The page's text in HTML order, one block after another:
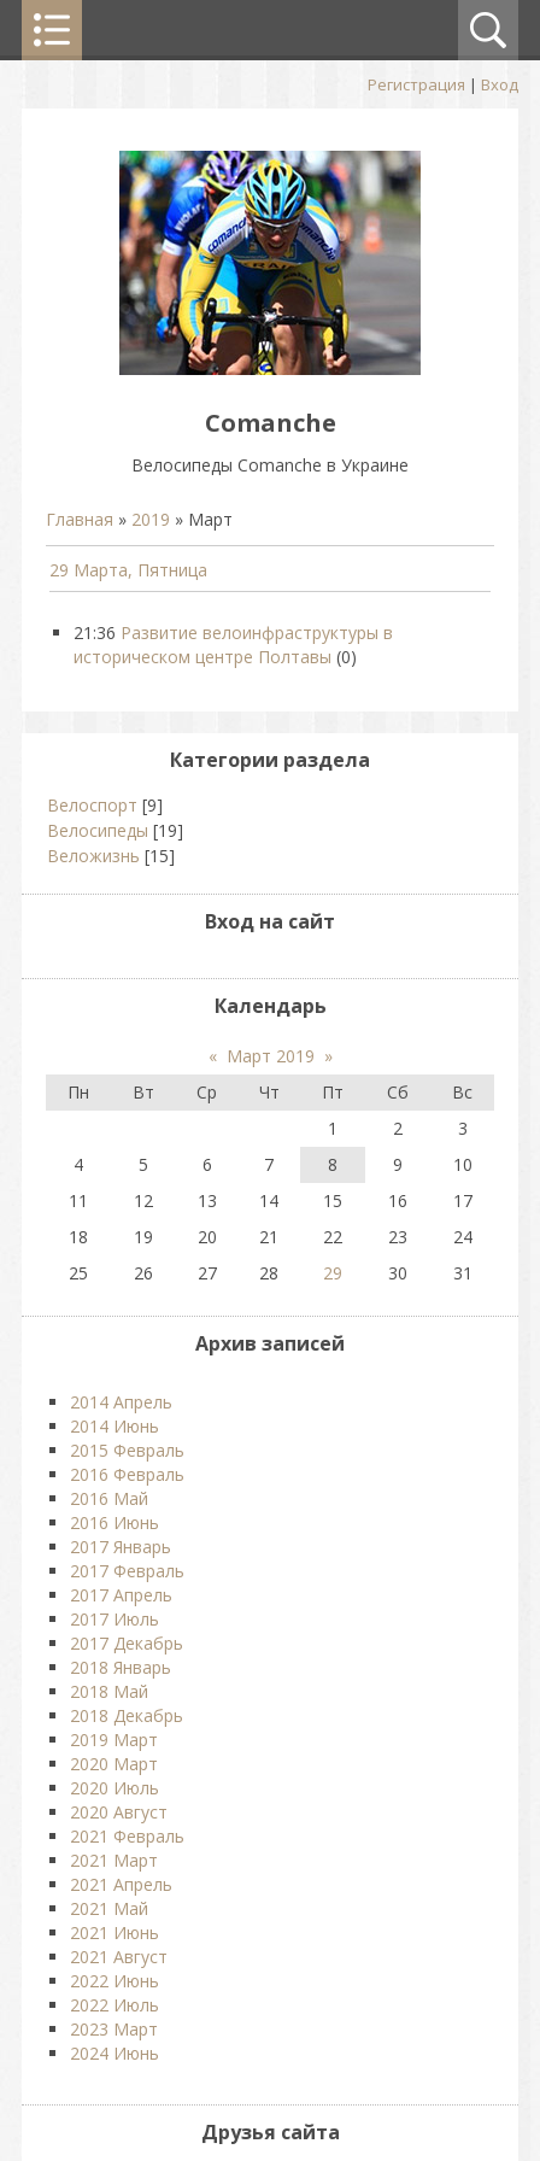
Регистрация | Вход
Comanche
Велосипеды Comanche в Украине
Главная » 2019 » Март
29 Марта, Пятница
21:36 Развитие велоинфраструктуры в
историческом центре Полтавы (0)
Категории раздела
Велоспорт [9]
Велосипеды [19]
Веложизнь [15]
Вход на сайт
Календарь
« Март 2019 »
Пн
Вт Ср Чт Пт Сб
Вс
1
2
3
4
5 6 7 8 9
10
11
12 13 14 15 16
17
18
19 20 21 22 23
24
25
26 27 28 29 30 31
Архив записей
2014 Апрель
2014 Июнь
2015 Февраль
2016 Февраль
2016 Май
2016 Июнь
2017 Январь
2017 Февраль
2017 Апрель
2017 Июль
2017 Декабрь
2018 Январь
2018 Май
2018 Декабрь
2019 Март
2020 Март
2020 Июль
2020 Август
2021 Февраль
2021 Март
2021 Апрель
2021 Май
2021 Июнь
2021 Август
2022 Июнь
2022 Июль
2023 Март
2024 Июнь
Друзья сайта